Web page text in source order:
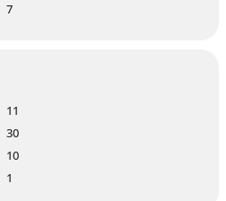
7
11
30
10
1